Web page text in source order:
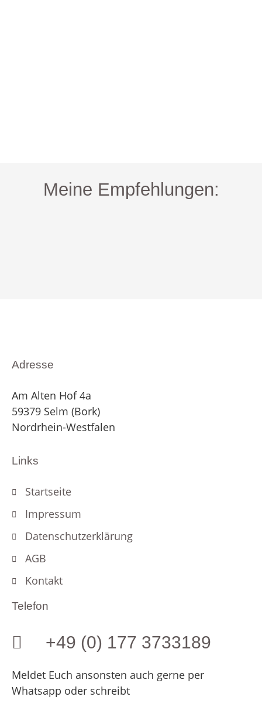
Meine Empfehlungen:
Adresse
Am Alten Hof 4a
59379 Selm (Bork)
Nordrhein-Westfalen
Links
Startseite
Impressum
Datenschutzerklärung
AGB
Kontakt
Telefon
+49 (0) 177 3733189
Meldet Euch ansonsten auch gerne per
Whatsapp oder schreibt